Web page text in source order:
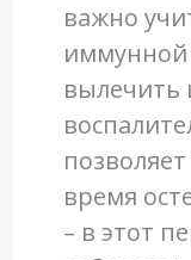
важно
иммунной
вылечить
время
– в этот